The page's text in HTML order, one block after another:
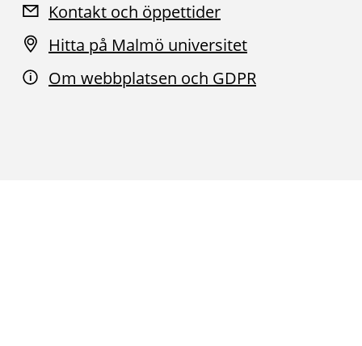
Kontakt och öppettider
Hitta på Malmö universitet
Om webbplatsen och GDPR